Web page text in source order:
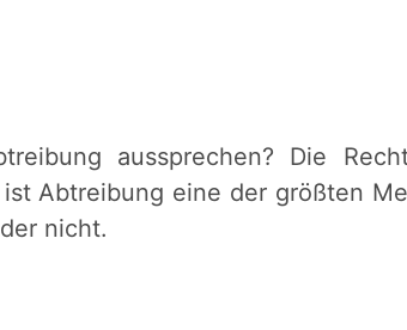
aussprechen? Die
Abtreibung eine der größten
nicht.